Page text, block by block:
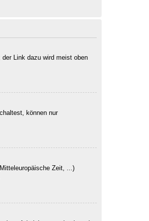
Link dazu wird meist oben
können nur
Zeit, ...)